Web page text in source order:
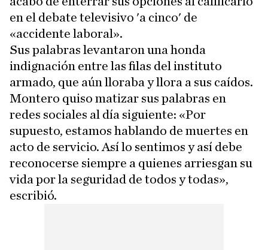
en el debate televisivo 'a cinco' de
«accidente laboral».
Sus palabras levantaron una honda
indignación entre las filas del instituto
armado, que aún lloraba y llora a sus caídos.
Montero quiso matizar sus palabras en
redes sociales al día siguiente: «Por
supuesto, estamos hablando de muertes en
acto de servicio. Así lo sentimos y así debe
reconocerse siempre a quienes arriesgan su
vida por la seguridad de todos y todas»,
escribió.